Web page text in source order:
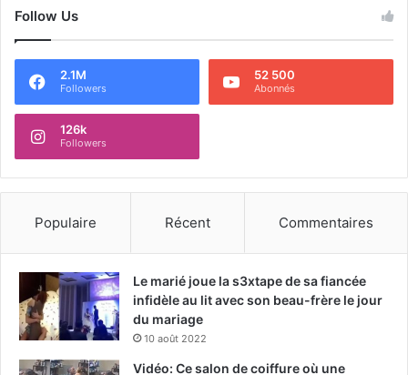
Follow Us
2.1M
Followers
52 500
Abonnés
126k
Followers
Populaire Récent Commentaires
Le marié joue la s3xtape de sa fiancée
infidèle au lit avec son beau-frère le jour
du mariage
10 août 2022
Vidéo: Ce salon de coiffure où une